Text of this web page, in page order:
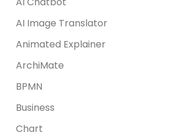
AI Image Translator
Animated Explainer
ArchiMate
BPMN
Business
Chart